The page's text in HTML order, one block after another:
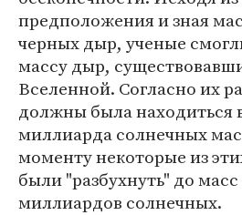
предположения и зная
черных дыр, ученые
массу дыр,
Вселенной. Согласно их
должны была находиться
миллиарда солнечных
моменту некоторые из
были "разбухнуть" до
миллиардов солнечных.